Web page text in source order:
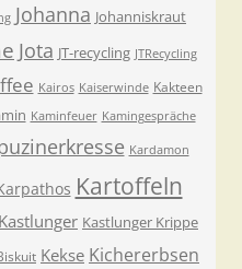
Johanna Johanniskraut
Jota JT-recycling JTRecycling
Kairos Kaiserwinde Kakteen
Kaminfeuer Kamingespräche
Kardamon
Kartoffeln
Kastlunger Kastlunger Krippe
Kekse Kichererbsen